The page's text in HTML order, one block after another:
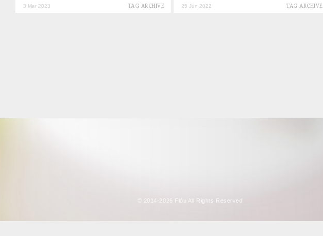
3 Mar 2023 TAG ARCHIVE 25 Jun 2022 TAG ARCHIVE
© 2014-2026 Flóu All Rights Reserved